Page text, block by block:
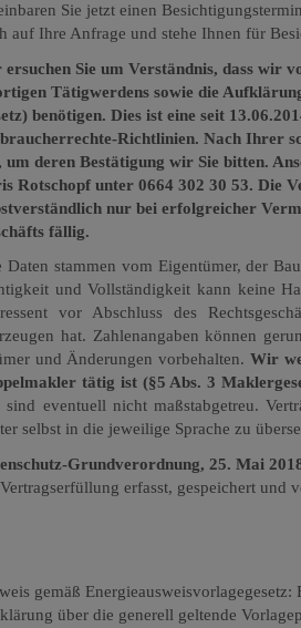
Sie jetzt einen
auf Ihre Anfrage und stehe Ihnen für
Sie um Verständnis, dass wir
Tätigwerdens sowie die
benötigen. Dies ist eine seit
Richtlinien. Nach Ihrer
um deren Bestätigung wir Sie bitten.
Rotschopf unter 0664 302 30 53. Die
nur bei erfolgreicher
fällig.
Daten stammen vom Eigentümer, der
und Vollständigkeit kann keine
vor Abschluss des
hat. Zahlenangaben können
und Änderungen vorbehalten. Wir
tätig ist (§5 Abs. 3
sind eventuell nicht maßstabgetreu.
selbst in die jeweilige Sprache zu
Grundverordnung, 25. Mai
erfasst, gespeichert und
gemäß
über die generell geltende